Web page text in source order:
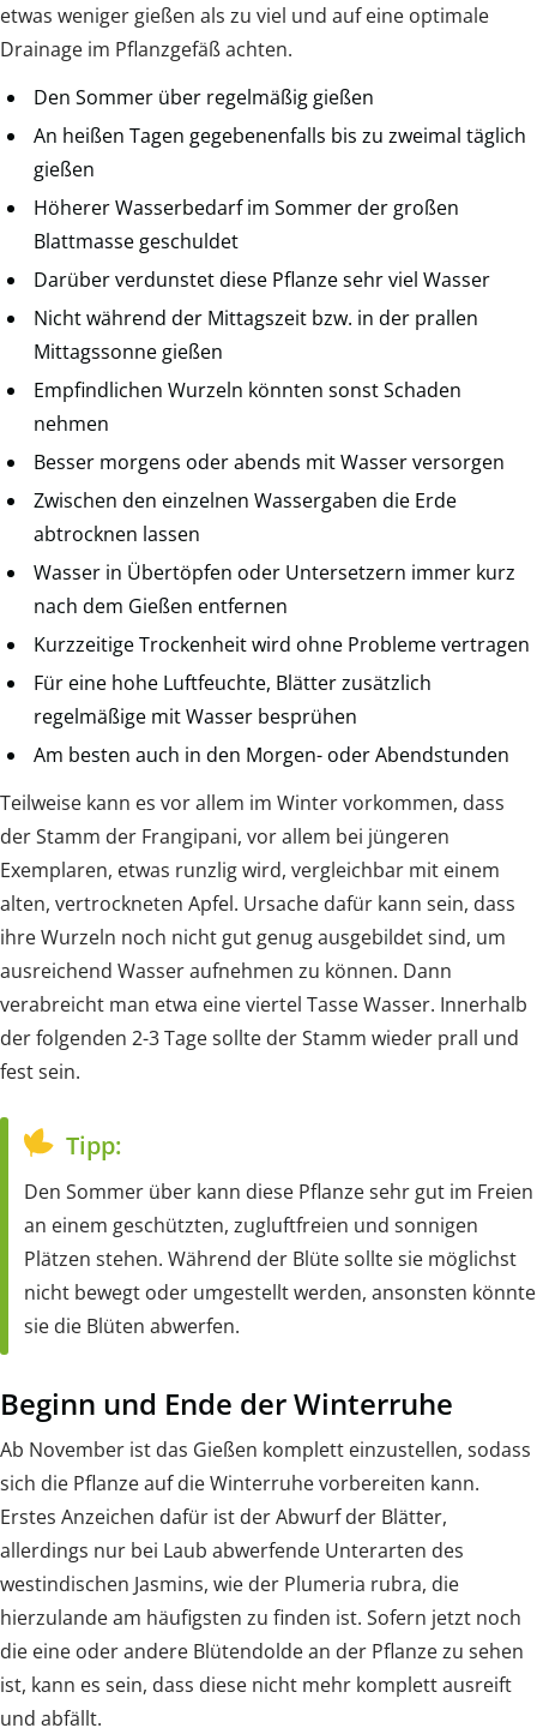
etwas weniger gießen als zu viel und auf eine optimale
Drainage im Pflanzgefäß achten.
Den Sommer über regelmäßig gießen
An heißen Tagen gegebenenfalls bis zu zweimal täglich
gießen
Höherer Wasserbedarf im Sommer der großen
Blattmasse geschuldet
Darüber verdunstet diese Pflanze sehr viel Wasser
Nicht während der Mittagszeit bzw. in der prallen
Mittagssonne gießen
Empfindlichen Wurzeln könnten sonst Schaden
nehmen
Besser morgens oder abends mit Wasser versorgen
Zwischen den einzelnen Wassergaben die Erde
abtrocknen lassen
Wasser in Übertöpfen oder Untersetzern immer kurz
nach dem Gießen entfernen
Kurzzeitige Trockenheit wird ohne Probleme vertragen
Für eine hohe Luftfeuchte, Blätter zusätzlich
regelmäßige mit Wasser besprühen
Am besten auch in den Morgen- oder Abendstunden
Teilweise kann es vor allem im Winter vorkommen, dass
der Stamm der Frangipani, vor allem bei jüngeren
Exemplaren, etwas runzlig wird, vergleichbar mit einem
alten, vertrockneten Apfel. Ursache dafür kann sein, dass
ihre Wurzeln noch nicht gut genug ausgebildet sind, um
ausreichend Wasser aufnehmen zu können. Dann
verabreicht man etwa eine viertel Tasse Wasser. Innerhalb
der folgenden 2-3 Tage sollte der Stamm wieder prall und
fest sein.
Tipp:
Den Sommer über kann diese Pflanze sehr gut im Freien
an einem geschützten, zugluftfreien und sonnigen
Plätzen stehen. Während der Blüte sollte sie möglichst
nicht bewegt oder umgestellt werden, ansonsten könnte
sie die Blüten abwerfen.
Beginn und Ende der Winterruhe
Ab November ist das Gießen komplett einzustellen, sodass
sich die Pflanze auf die Winterruhe vorbereiten kann.
Erstes Anzeichen dafür ist der Abwurf der Blätter,
allerdings nur bei Laub abwerfende Unterarten des
westindischen Jasmins, wie der Plumeria rubra, die
hierzulande am häufigsten zu finden ist. Sofern jetzt noch
die eine oder andere Blütendolde an der Pflanze zu sehen
ist, kann es sein, dass diese nicht mehr komplett ausreift
und abfällt.